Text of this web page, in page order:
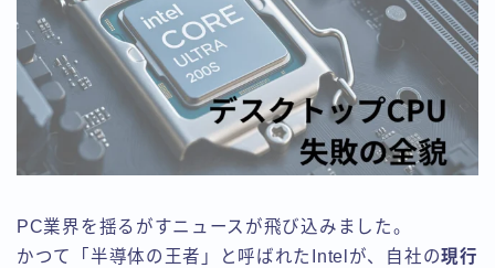
トップページ
プライバシーポリシー
プロフィール
メニュー
利用規約／特定商取引法に基づく表記
有料記事の決済完了ページ
運営者情報
PC業界を揺るがすニュースが飛び込みました。
かつて「半導体の王者」と呼ばれたIntelが、自社の現行